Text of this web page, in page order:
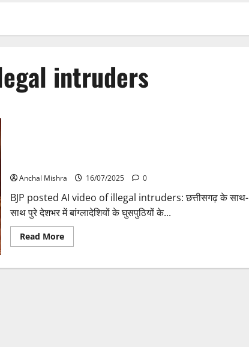
intruders
Anchal Mishra 16/07/2025 0
BJP posted AI video of illegal intruders: छत्तीसगढ़ के साथ-
साथ पुरे देशभर में बांग्लादेशियों के घुसपुठियों के...
Read MoreRead
more
posted